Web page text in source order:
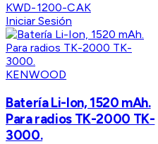
KWD-1200-CAK
Iniciar Sesión
KENWOOD
Batería Li-Ion, 1520 mAh.
Para radios TK-2000 TK-
3000.